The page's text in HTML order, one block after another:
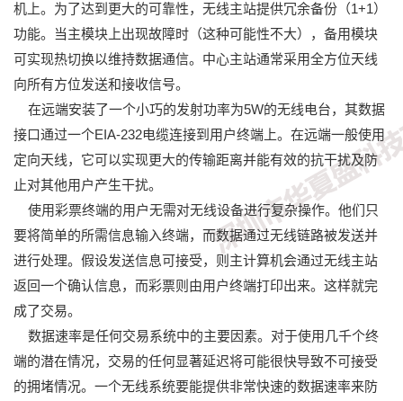
机上。为了达到更大的可靠性，无线主站提供冗余备份（1+1）
功能。当主模块上出现故障时（这种可能性不大），备用模块
可实现热切换以维持数据通信。中心主站通常采用全方位天线
向所有方位发送和接收信号。
在远端安装了一个小巧的发射功率为5W的无线电台，其数据
接口通过一个EIA-232电缆连接到用户终端上。在远端一般使用
定向天线，它可以实现更大的传输距离并能有效的抗干扰及防
止对其他用户产生干扰。
使用彩票终端的用户无需对无线设备进行复杂操作。他们只
要将简单的所需信息输入终端，而数据通过无线链路被发送并
进行处理。假设发送信息可接受，则主计算机会通过无线主站
返回一个确认信息，而彩票则由用户终端打印出来。这样就完
成了交易。
数据速率是任何交易系统中的主要因素。对于使用几千个终
端的潜在情况，交易的任何显著延迟将可能很快导致不可接受
的拥堵情况。一个无线系统要能提供非常快速的数据速率来防